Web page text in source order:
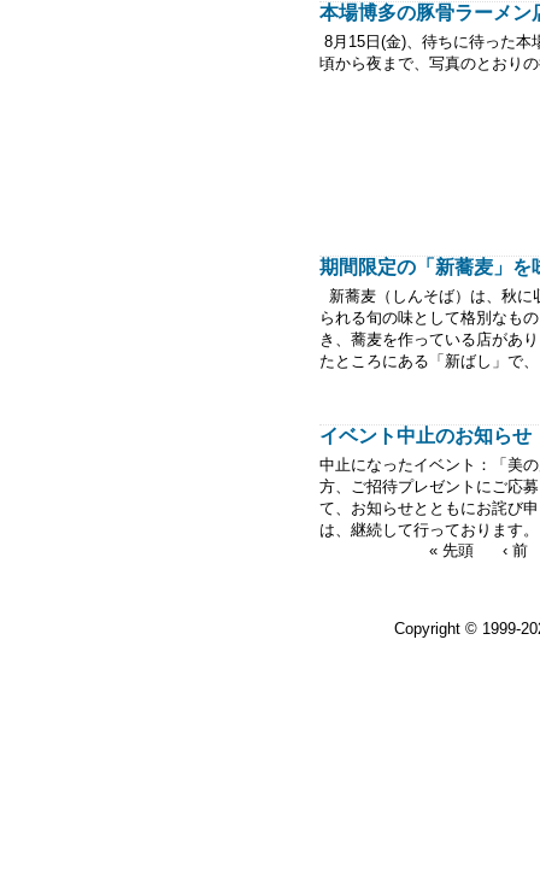
本場博多の豚骨ラーメ
8月15日(金)、待ちに待った
頃から夜まで、写真
期間限定の「新蕎麦」を
新蕎麦（しんそば）は、秋に
られる旬の味として格別なも
き、蕎麦を作っている店があ
たところにある「新ばし」で
イベント中止のお知らせ
中止になったイベント：「美
方、ご招待プレゼントにご応
て、お知らせとともにお詫び
は、継続して行っております
« 先頭
‹ 前
Copyright © 1999-